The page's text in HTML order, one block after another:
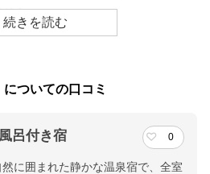
鉱泉
ついての口コミ
呂付き宿 0
に囲まれた静かな温泉宿で、全室